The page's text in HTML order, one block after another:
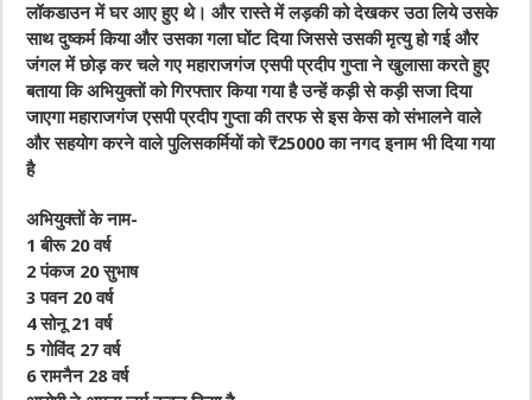
लॉकडाउन में घर आए हुए थे। और रास्ते में लड़की को देखकर उठा लिये उसके
साथ दुष्कर्म किया और उसका गला घोंट दिया जिससे उसकी मृत्यु हो गई और
जंगल में छोड़ कर चले गए महाराजगंज एसपी प्रदीप गुप्ता ने खुलासा करते हुए
बताया कि अभियुक्तों को गिरफ्तार किया गया है उन्हें कड़ी से कड़ी सजा दिया
जाएगा महाराजगंज एसपी प्रदीप गुप्ता की तरफ से इस केस को संभालने वाले
और सहयोग करने वाले पुलिसकर्मियों को ₹25000 का नगद इनाम भी दिया गया
है
अभियुक्तों के नाम-
1 बीरू 20 वर्ष
2 पंकज 20 सुभाष
3 पवन 20 वर्ष
4 सोनू 21 वर्ष
5 गोविंद 27 वर्ष
6 रामनैन 28 वर्ष